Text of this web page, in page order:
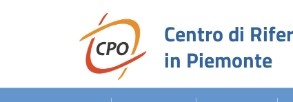
Centro di
in Piemonte